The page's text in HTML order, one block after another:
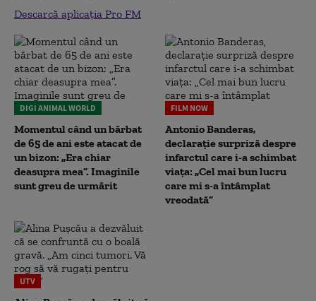
Descarcă aplicația Pro FM
DIGI ANIMAL WORLD
Momentul când un bărbat
de 65 de ani este atacat de
un bizon: „Era chiar
deasupra mea”. Imaginile
sunt greu de urmărit
FILM NOW
Antonio Banderas,
declarație surpriză despre
infarctul care i-a schimbat
viața: „Cel mai bun lucru
care mi s-a întâmplat
vreodată”
UTV